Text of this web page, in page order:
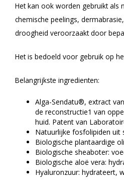
Het kan ook worden gebruikt als
chemische peelings,
droogheid veroorzaakt door
Het is bedoeld voor gebruik op
Belangrijkste ingredienten:
Alga-Sendatu®, extract
de reconstructie1 van
huid. Patent van
Natuurlijke fosfolipiden uit
Biologische plantaardige
Biologische sheaboter:
Biologische aloë vera:
Hyaluronzuur: hydrateert,